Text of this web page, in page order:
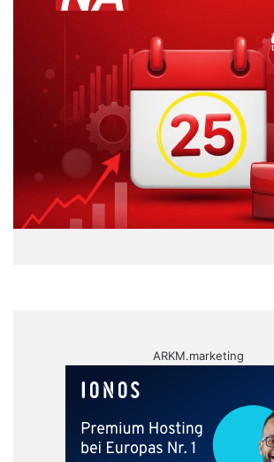
ARKM.marketing